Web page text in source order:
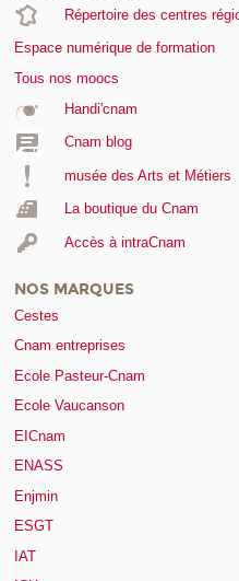
Répertoire des centres
Espace numérique de formation
Tous nos moocs
Handi'cnam
Cnam blog
musée des Arts et Métiers
La boutique du Cnam
Accès à intraCnam
NOS MARQUES
Cestes
Cnam entreprises
Ecole Pasteur-Cnam
Ecole Vaucanson
EICnam
ENASS
Enjmin
ESGT
IAT